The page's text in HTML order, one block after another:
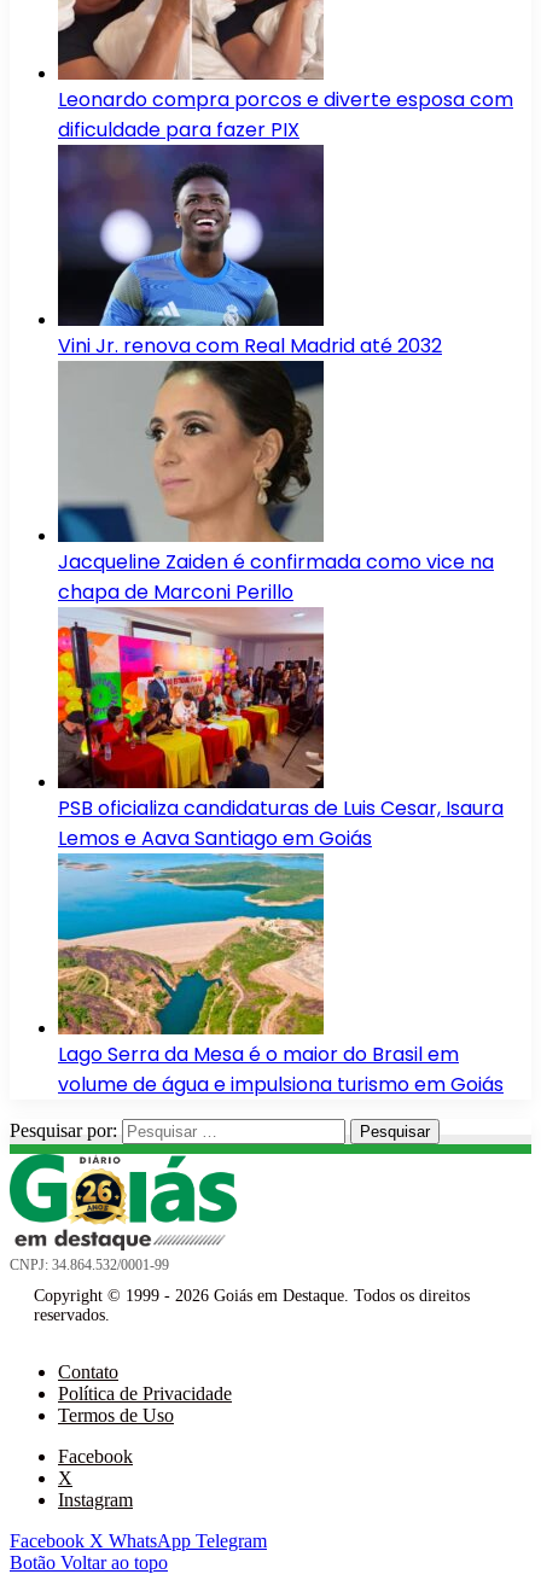
Leonardo compra porcos e diverte esposa com
dificuldade para fazer PIX
Vini Jr. renova com Real Madrid até 2032
Jacqueline Zaiden é confirmada como vice na
chapa de Marconi Perillo
PSB oficializa candidaturas de Luis Cesar, Isaura
Lemos e Aava Santiago em Goiás
Lago Serra da Mesa é o maior do Brasil em
volume de água e impulsiona turismo em Goiás
Pesquisar por:
CNPJ: 34.864.532/0001-99
Copyright © 1999 - 2026 Goiás em Destaque. Todos os direitos
reservados.
Contato
Política de Privacidade
Termos de Uso
Facebook
X
Instagram
Facebook X WhatsApp Telegram
Botão Voltar ao topo